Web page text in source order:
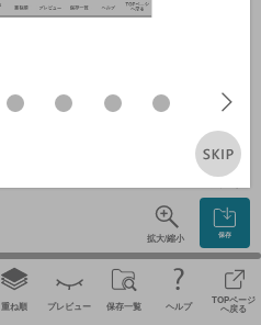
保存
拡大/縮小
重ね順 プレビュー 保存一覧 ヘルプ
TOPページ
へ戻る